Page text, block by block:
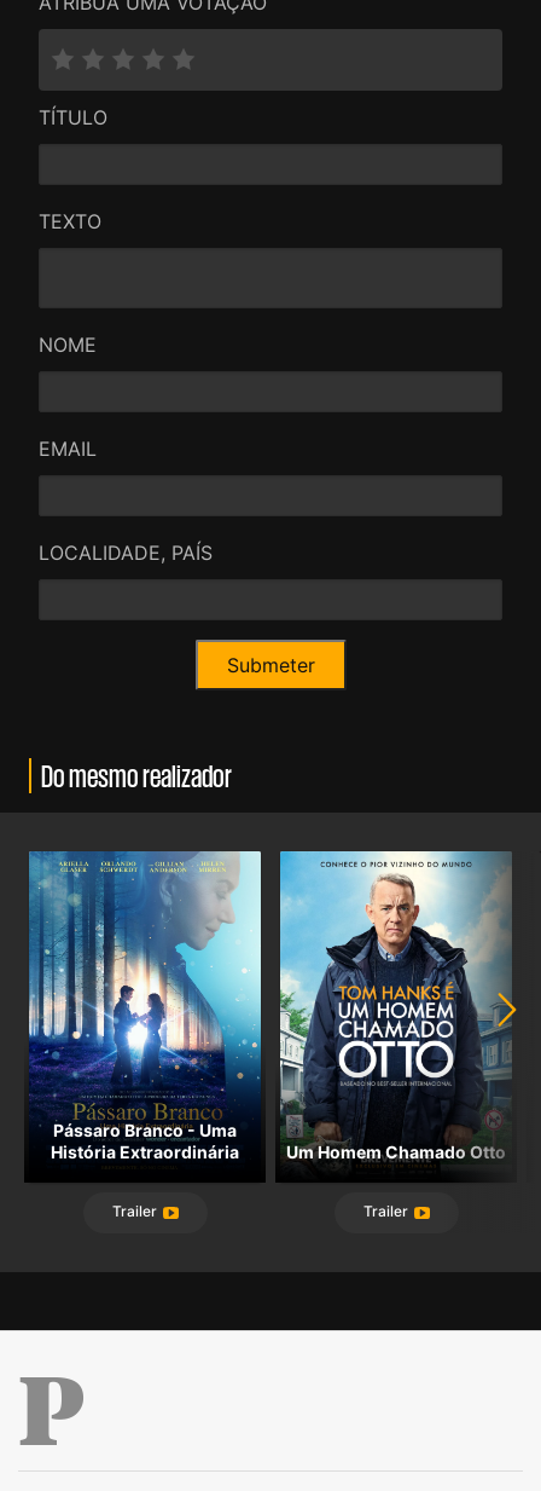
Principalmente no que toca à cor, está totalmente
Enfim, é um filme a não perder e, se possível, a
ver em família.
TÍTULO
TEXTO
NOME
EMAIL
LOCALIDADE, PAÍS
Do mesmo realizador
Pássaro Branco - Uma
História Extraordinária
Trailer
Um Homem Chamado Otto
Trailer